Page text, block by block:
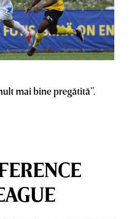
mai bine pregătită”.